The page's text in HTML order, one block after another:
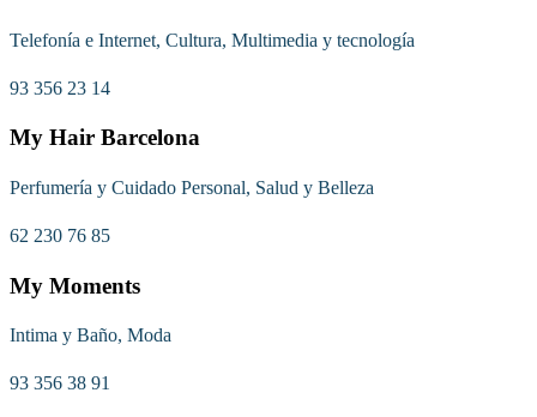
Telefonía e Internet, Cultura, Multimedia y tecnología
93 356 23 14
My Hair Barcelona
Perfumería y Cuidado Personal, Salud y Belleza
62 230 76 85
My Moments
Intima y Baño, Moda
93 356 38 91